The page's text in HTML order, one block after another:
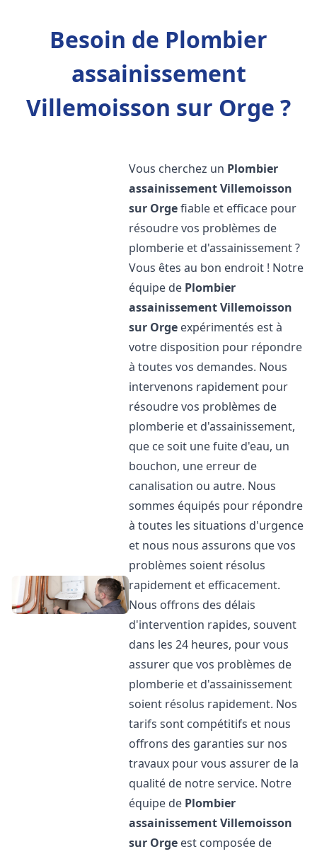
Besoin de Plombier
assainissement
Villemoisson sur Orge ?
Vous cherchez un Plombier
assainissementVillemoisson
sur Orgefiable et efficace pour
résoudre vos problèmes de
plomberie et d'assainissement ?
Vous êtes au bon endroit ! Notre
équipe de Plombier
assainissementVillemoisson
sur Orge expérimentés est à
votre disposition pour répondre
à toutes vos demandes. Nous
intervenons rapidement pour
résoudre vos problèmes de
plomberie et d'assainissement,
que ce soit une fuite d'eau, un
bouchon, une erreur de
canalisation ou autre. Nous
sommes équipés pour répondre
à toutes les situations d'urgence
et nous nous assurons que vos
problèmes soient résolus
rapidement et efficacement.
Nous offrons des délais
d'intervention rapides, souvent
dans les 24 heures, pour vous
assurer que vos problèmes de
plomberie et d'assainissement
soient résolus rapidement. Nos
tarifs sont compétitifs et nous
offrons des garanties sur nos
travaux pour vous assurer de la
qualité de notre service. Notre
équipe de Plombier
assainissementVillemoisson
sur Orge est composée de